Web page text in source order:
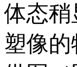
体态
塑像的